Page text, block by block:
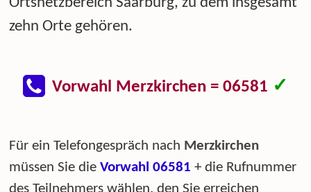
Ortsnetzbereich Saarburg, zu dem insgesamt
zehn Orte gehören.
Vorwahl Merzkirchen = 06581 ✓
Für ein Telefongespräch nach Merzkirchen
müssen Sie dieVorwahl 06581 + die Rufnummer
des Teilnehmers wählen, den Sie erreichen